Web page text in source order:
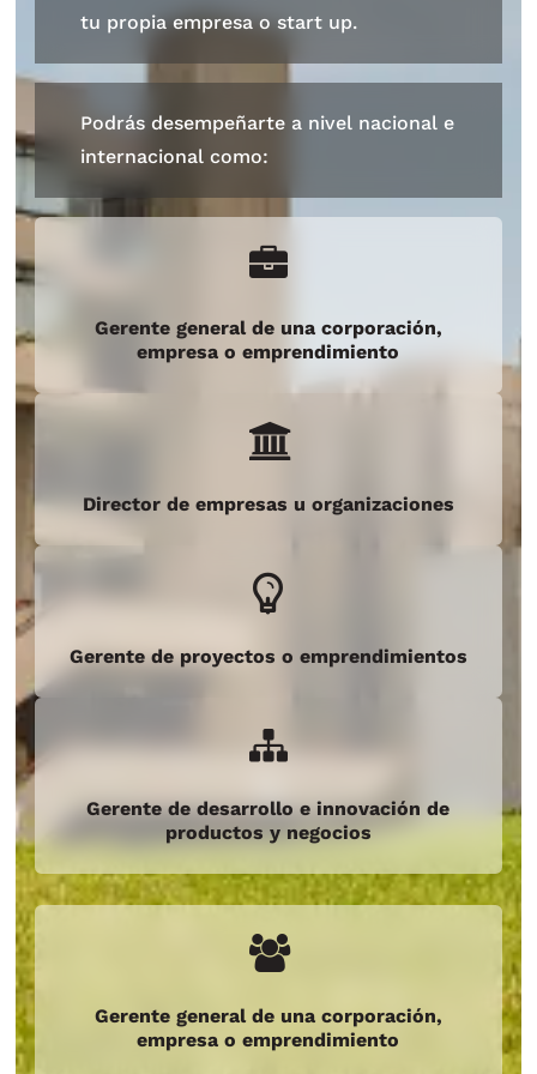
tu propia empresa o start up.
Podrás desempeñarte a nivel nacional e
internacional como:
Gerente general de una corporación,
empresa o emprendimiento
Director de empresas u organizaciones
Gerente de proyectos o emprendimientos
Gerente de desarrollo e innovación de
productos y negocios
Gerente general de una corporación,
empresa o emprendimiento